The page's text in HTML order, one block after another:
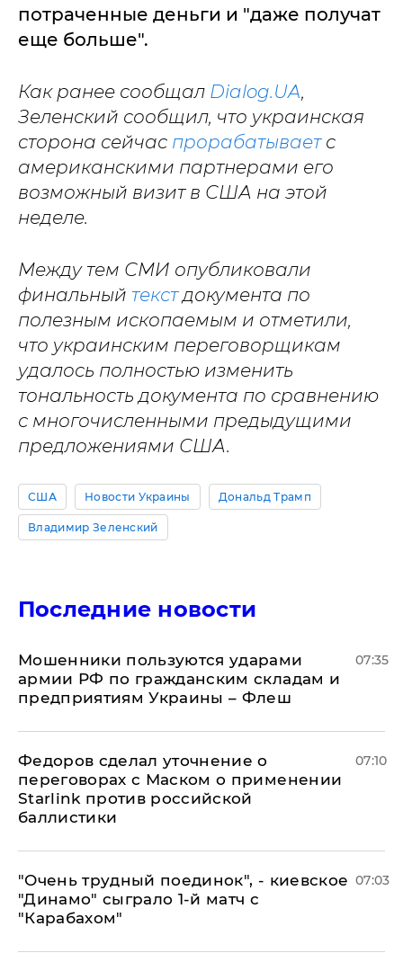
потраченные деньги и "даже получат
еще больше".
Как ранее сообщал Dialog.UA,
Зеленский сообщил, что украинская
сторона сейчас прорабатываетс
американскими партнерами его
возможный визит в США на этой
неделе.
Между тем СМИ опубликовали
финальный текстдокумента по
полезным ископаемым и отметили,
что украинским переговорщикам
удалось полностью изменить
тональность документа по сравнению
с многочисленными предыдущими
предложениями США.
США Новости Украины Дональд Трамп
Владимир Зеленский
Последние новости
Мошенники пользуются ударами
армии РФ по гражданским складам и
предприятиям Украины – Флеш
07:35
Федоров сделал уточнение о
переговорах с Маском о применении
Starlink против российской
баллистики
07:10
"Очень трудный поединок", - киевское
"Динамо" сыграло 1-й матч с
"Карабахом"
07:03